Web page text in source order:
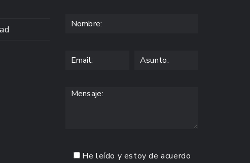
He leído y estoy de acuerdo